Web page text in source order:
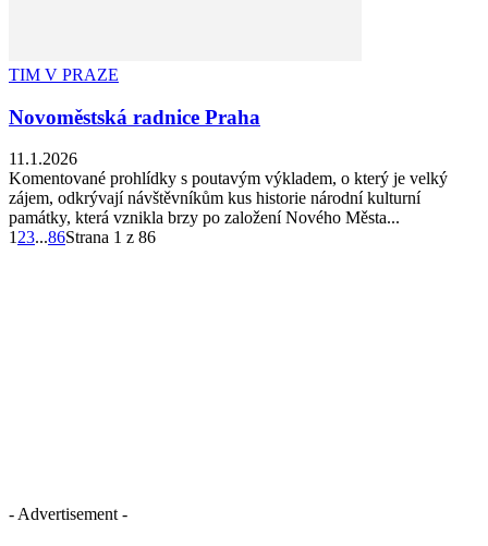
TIM V PRAZE
Novoměstská radnice Praha
11.1.2026
Komentované prohlídky s poutavým výkladem, o který je velký
zájem, odkrývají návštěvníkům kus historie národní kulturní
památky, která vznikla brzy po založení Nového Města...
1 23...86Strana 1 z 86
- Advertisement -